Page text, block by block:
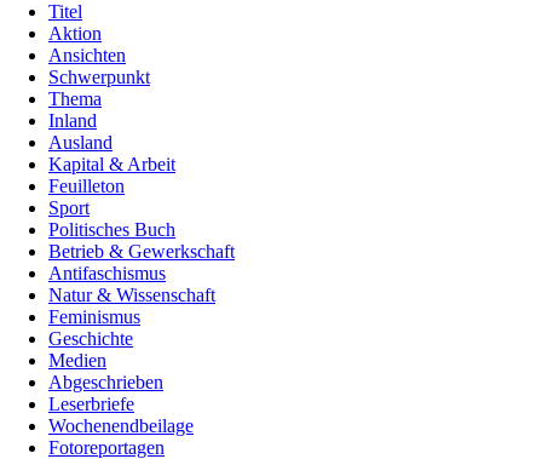
Titel
Aktion
Ansichten
Schwerpunkt
Thema
Inland
Ausland
Kapital & Arbeit
Feuilleton
Sport
Politisches Buch
Betrieb & Gewerkschaft
Antifaschismus
Natur & Wissenschaft
Feminismus
Geschichte
Medien
Abgeschrieben
Leserbriefe
Wochenendbeilage
Fotoreportagen